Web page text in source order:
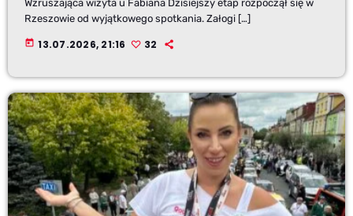
Wzruszająca wizyta u Fabiana Dzisiejszy etap rozpoczął się w
Rzeszowie od wyjątkowego spotkania. Załogi […]
today 13.07.2026, 21:16 32